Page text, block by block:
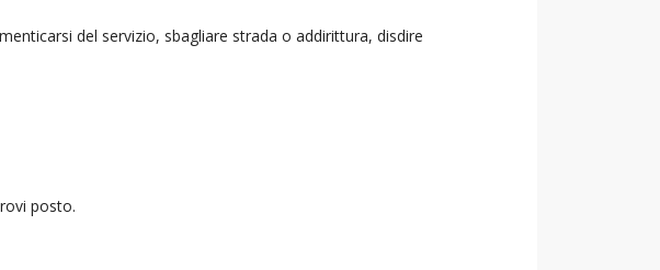
del servizio, sbagliare strada o addirittura, disdire
posto.